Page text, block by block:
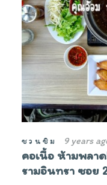
ชวนชิม 9 years
คอเนื้อ ห้ามพลา
รามอินทรา ซอย